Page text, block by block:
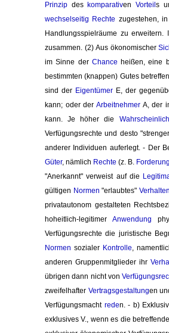
Prinzip des komparativenVorteils
wechselseitig Rechte zugestehen,
Handlungsspielräume zu
zusammen. (2) Aus ökonomischer
im Sinne der Chance heißen, eine
bestimmten (knappen) Gutes
sind der Eigentümer E, der
kann; oder der Arbeitnehmer A, der
kann. Je höher die
Verfügungsrechte und desto
anderer Individuen auferlegt. - Der
Güter, nämlich Rechte (z. B.
"Anerkannt" verweist auf die
gültigen Normen "erlaubtes" Verhalten
privatautonom gestalteten
hoheitlich-legitimer Anwendung
Verfügungsrechte die juristische
Normen sozialer Kontrolle,
anderen Gruppenmitglieder ihr
übrigen dann nicht von
zweifelhafter Vertragsgestaltungen
Verfügungsmacht reden. - b)
exklusives V., wenn es die